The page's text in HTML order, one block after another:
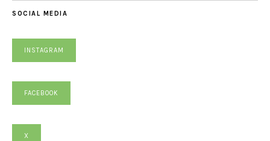
SOCIAL MEDIA
INSTAGRAM
FACEBOOK
X